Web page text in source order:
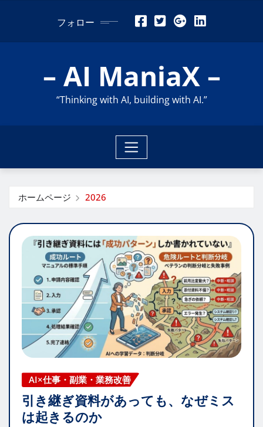
フォロー
– AI ManiaX –
“Thinking with AI, building with AI.”
ホームページ 2026
AI×仕事・副業・業務改善
引き継ぎ資料があっても、なぜミス
は起きるのか